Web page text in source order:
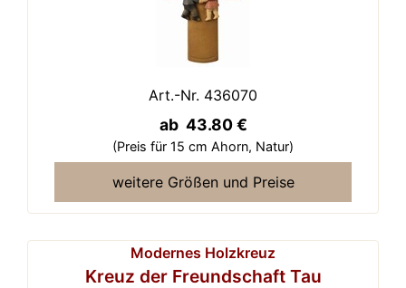
Art.-Nr. 436070
ab 43.80 €
(Preis für 15 cm Ahorn, Natur)
weitere Größen und Preise
Modernes Holzkreuz
Kreuz der Freundschaft Tau